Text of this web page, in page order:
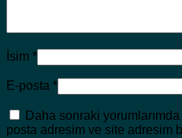
İsim *
E-posta *
Daha sonraki
posta adresim ve site adresim